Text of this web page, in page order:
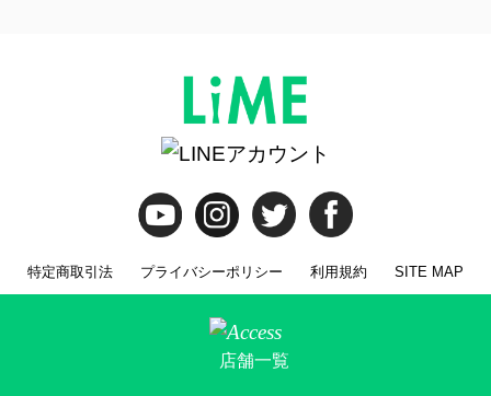
特定商取引法 プライバシーポリシー 利用規約 SITE MAP
店舗一覧